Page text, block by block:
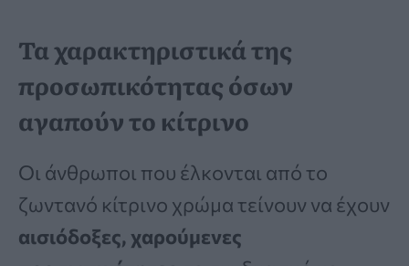
Τα χαρακτηριστικά της
προσωπικότητας όσων
αγαπούν το κίτρινο
Οι άνθρωποι που έλκονται από το
ζωντανό κίτρινο χρώμα τείνουν να έχουν
αισιόδοξες, χαρούμενες